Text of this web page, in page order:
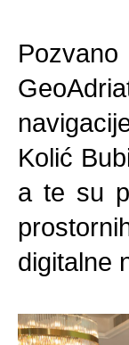
Kolić
a te su
digitalne